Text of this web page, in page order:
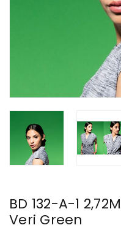
BD 132-A-1
Veri Green